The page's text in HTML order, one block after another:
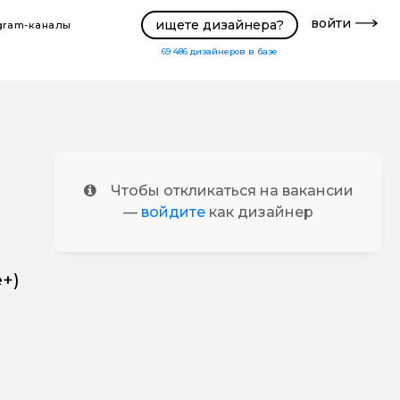
каналы ищете дизайнера?
69 486 дизайнеров в базе
войти
Чтобы откликаться на вакансии
— войдите как дизайнер